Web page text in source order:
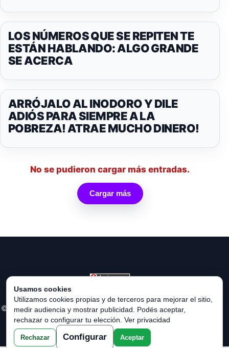
LOS NÚMEROS QUE SE REPITEN TE
ESTÁN HABLANDO: ALGO GRANDE
SE ACERCA
ARRÓJALO AL INODORO Y DILE
ADIÓS PARA SIEMPRE A LA
POBREZA! ATRAE MUCHO DINERO!
No se pudieron cargar más entradas.
Cargar más
© 2026 SEGÚN TU SIGNO DEL ZODIACO. Todos los derechos
reservados.
Usamos cookies
Utilizamos cookies propias y de terceros para mejorar el sitio,
medir audiencia y mostrar publicidad. Podés aceptar,
rechazar o configurar tu elección. Ver privacidad
Rechazar Configurar Aceptar